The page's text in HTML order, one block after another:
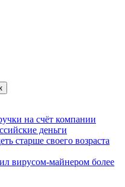
на счёт компании
деньги
старше своего возраста
вирусом-майнером более